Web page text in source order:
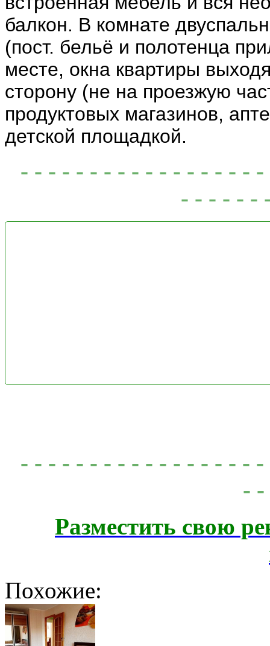
балкон. В комнате
(пост. бельё и полотенца
месте, окна квартиры
сторону (не на проезжую
продуктовых магазинов,
детской площадкой.
- - - - - - - - - - - - - - - - -
- - - - - -
- - - - - - - - - - - - - - - - -
- -
Разместить свою
Похожие: